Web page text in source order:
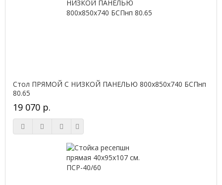
Стол ПРЯМОЙ С НИЗКОЙ ПАНЕЛЬЮ 800х850х740 БСПнп
80.65
19 070 р.